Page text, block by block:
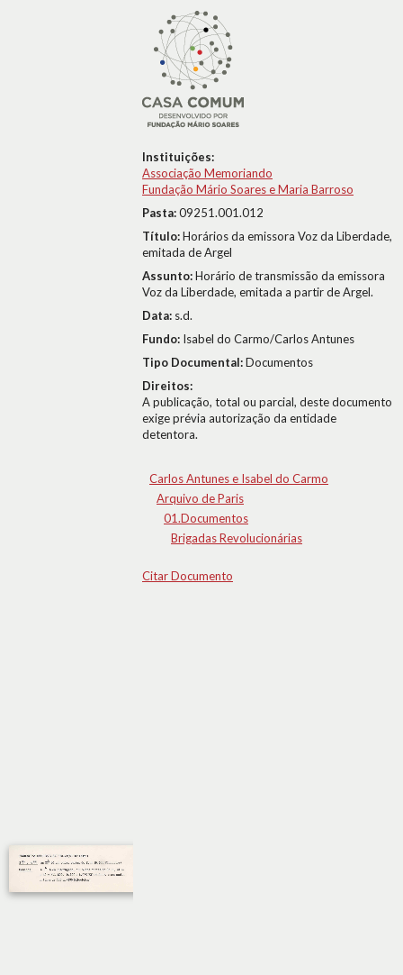
Instituições:
Associação Memoriando
Fundação Mário Soares e Maria Barroso
Pasta:09251.001.012
Título:Horários da emissora Voz da Liberdade,
emitada de Argel
Assunto:Horário de transmissão da emissora
Voz da Liberdade, emitada a partir de Argel.
Data: s.d.
Fundo: Isabel do Carmo/Carlos Antunes
Tipo Documental:Documentos
Direitos:
A publicação, total ou parcial, deste documento
exige prévia autorização da entidade
detentora.
Carlos Antunes e Isabel do Carmo
Arquivo de Paris
01.Documentos
Brigadas Revolucionárias
Citar Documento